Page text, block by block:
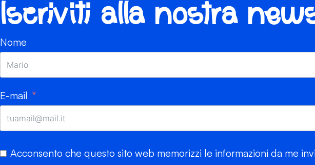
Iscriviti alla nostra
Nome
E-mail
Acconsento che questo sito web memorizzi le informazioni da me